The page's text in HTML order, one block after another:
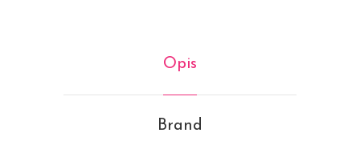
Opis
Brand